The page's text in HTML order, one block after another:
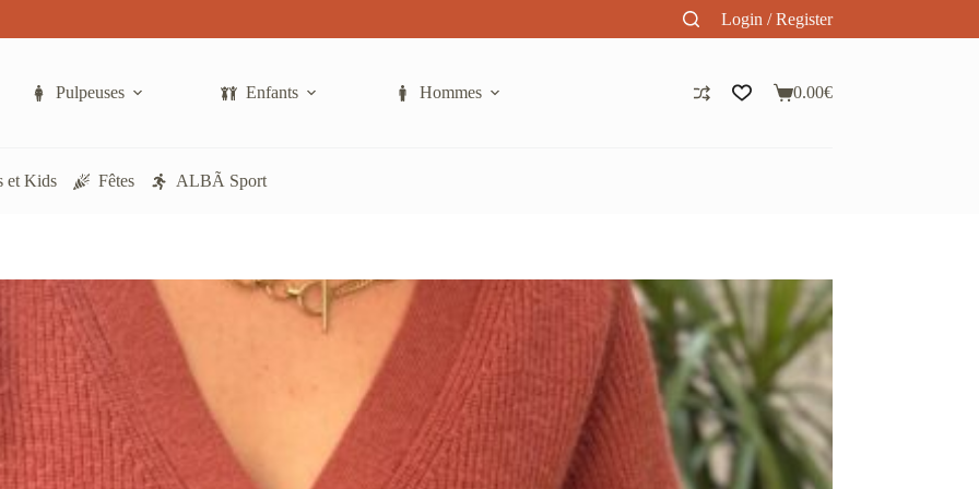
Login / Register
Pulpeuses Enfants Hommes
Panier
0.00€
et Kids Fêtes ALBÃ Sport